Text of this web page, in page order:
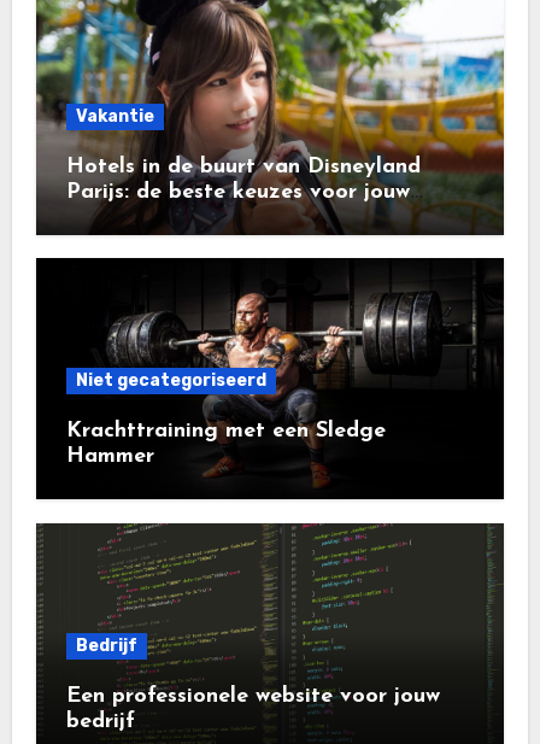
Vakantie
Hotels in de buurt van Disneyland
Parijs: de beste keuzes voor jouw
vakantie
Niet gecategoriseerd
Krachttraining met een Sledge
Hammer
Bedrijf
Een professionele website voor jouw
bedrijf